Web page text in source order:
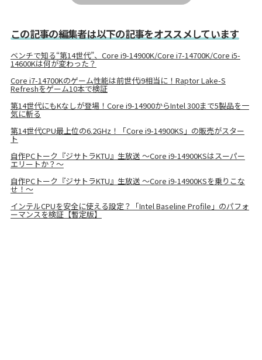
この記事の編集者は以下の記事をオススメしています
ベンチで知る“第14世代”、Core i9-14900K/Core i7-14700K/Core i5-
14600Kは何が変わった？
Core i7-14700Kのゲーム性能は前世代i9相当に！Raptor Lake-S
Refreshをゲーム10本で検証
第14世代にもKなしが登場！Core i9-14900からIntel 300まで5製品を一
気に斬る
第14世代CPU最上位の6.2GHz！「Core i9-14900KS」の販売がスター
ト
自作PCトーク『ジサトラKTU』生放送 ～Core i9-14900KSはスーパー
エリートか？～
自作PCトーク『ジサトラKTU』生放送 ～Core i9-14900KSを乗りこな
せ！～
インテルCPUを安全に使える設定？「Intel Baseline Profile」のパフォ
ーマンスを検証【暫定版】